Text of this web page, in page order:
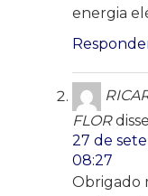
energia
FLOR
27 de
08:27
Obrigado